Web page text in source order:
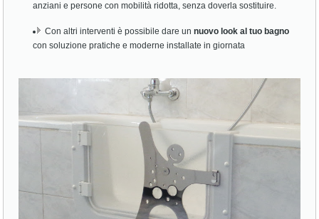
anziani e persone con mobilità ridotta, senza doverla sostituire.
Con altri interventi è possibile dare unnuovo look al tuo bagno
con soluzione pratiche e moderne installate in giornata